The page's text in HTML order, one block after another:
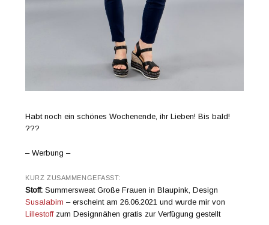
Habt noch ein schönes Wochenende, ihr Lieben! Bis bald!
???
– Werbung –
KURZ ZUSAMMENGEFASST:
Stoff:Summersweat Große Frauen in Blaupink, Design
Susalabim – erscheint am 26.06.2021 und wurde mir von
Lillestoffzum Designnähen gratis zur Verfügung gestellt